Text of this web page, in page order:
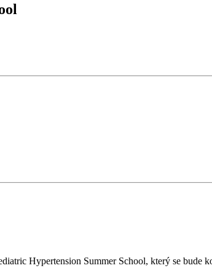
Hypertension Summer School, který se bude